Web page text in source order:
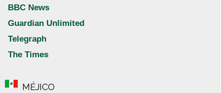
BBC News
Guardian Unlimited
Telegraph
The Times
MÉJICO